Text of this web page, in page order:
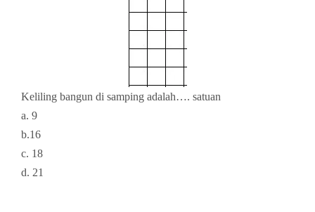
Keliling bangun di samping adalah…. satuan
a. 9
b.16
c. 18
d. 21